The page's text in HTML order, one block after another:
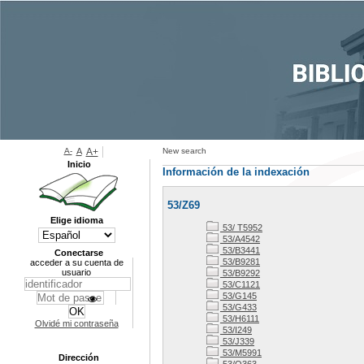
New search
Información de la indexación
53/Z69
53/ T5952
53/A4542
53/B3441
53/B9281
53/B9292
53/C1121
53/G145
53/G433
53/H6111
53/I249
53/J339
53/M5991
A- A A+
Inicio
Elige idioma
Conectarse
acceder a su cuenta de
usuario
Olvidé mi contraseña
Dirección